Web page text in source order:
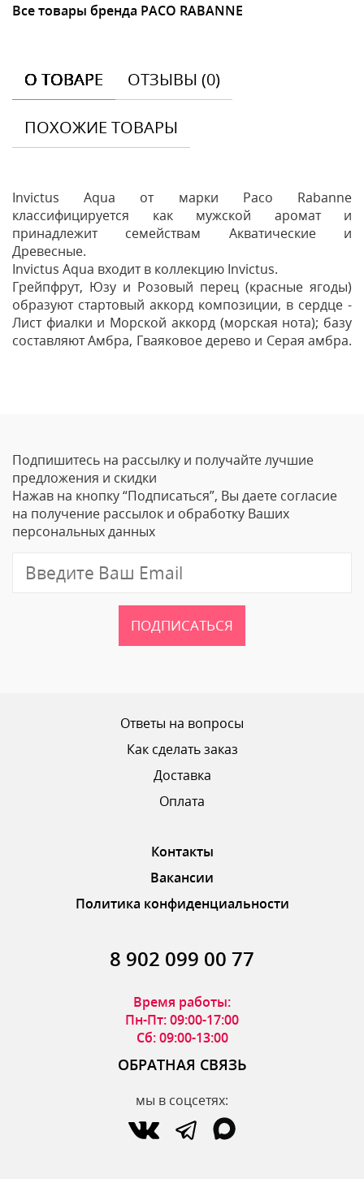
Все товары бренда PACO RABANNE
О ТОВАРЕ ОТЗЫВЫ (0)
ПОХОЖИЕ ТОВАРЫ
Invictus Aqua от марки Paco Rabanne
классифицируется как мужской аромат и
принадлежит семействам Акватические и
Древесные.
Invictus Aqua входит в коллекцию Invictus.
Грейпфрут, Юзу и Розовый перец (красные ягоды)
образуют стартовый аккорд композиции, в сердце -
Лист фиалки и Морской аккорд (морская нота); базу
составляют Амбра, Гваяковое дерево и Серая амбра.
Ваше Имя
Email
ОТПРАВИТЬ ОТЗЫВ
Подпишитесь на рассылку и получайте лучшие
предложения и скидки
Нажав на кнопку “Подписаться”, Вы даете согласие
на получение рассылок и обработку Ваших
персональных данных
ПОДПИСАТЬСЯ
Ответы на вопросы
Как сделать заказ
Доставка
Оплата
Контакты
Вакансии
Политика конфиденциальности
8 902 099 00 77
Время работы:
Пн-Пт: 09:00-17:00
Сб: 09:00-13:00
ОБРАТНАЯ СВЯЗЬ
мы в соцсетях: